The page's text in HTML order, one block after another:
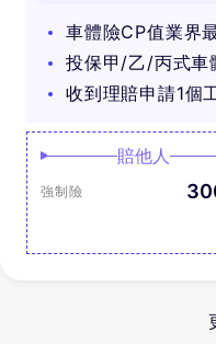
車體險CP值業界
投保甲/乙/丙式車
收到理賠申請1個
賠他人
強制險